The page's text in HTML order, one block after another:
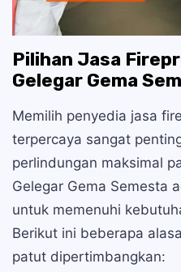
Pilihan Jasa
Gelegar Gema
Memilih penyedia jasa
terpercaya sangat
perlindungan maksimal
Gelegar Gema Semesta
untuk memenuhi
Berikut ini beberapa
patut dipertimbangkan: